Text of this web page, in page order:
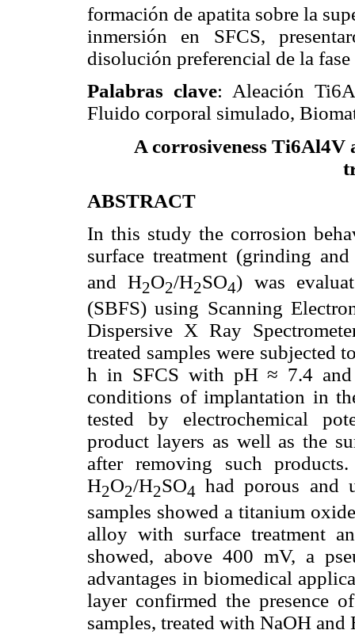
formación de apatita sobre la
inmersión en SFCS,
disolución preferencial de la fase
Palabras clave: Aleación
Fluido corporal simulado,
A corrosiveness Ti6Al4V
ABSTRACT
In this study the corrosion
surface treatment (grinding
and H2O2/H2SO4) was
(SBFS) using Scanning
Dispersive X Ray
treated samples were subjected
h in SFCS with pH ≈ 7.4
conditions of implantation in
tested by electrochemical
product layers as well as the
after removing such
H2O2/H2SO4 had porous and
samples showed a titanium
alloy with surface treatment
showed, above 400 mV, a
advantages in biomedical
layer confirmed the presence
samples, treated with NaOH and